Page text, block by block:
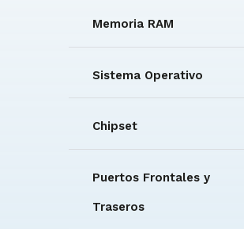
Memoria RAM
Sistema Operativo
Chipset
Puertos Frontales y
Traseros